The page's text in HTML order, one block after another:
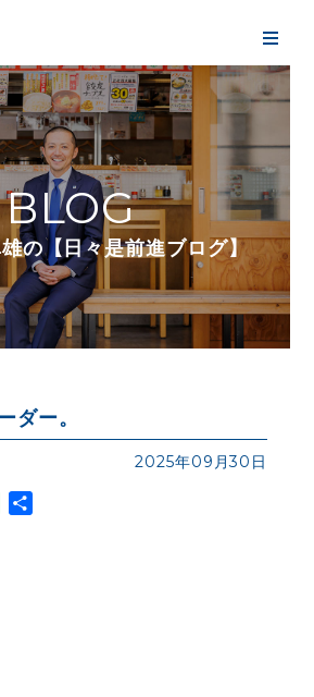
BLOG
の【日々是前進ブログ】
ダー。
2025年09月30日
Line